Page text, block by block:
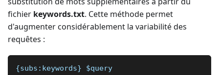
fichier keywords.txt. Cette méthode permet
d'augmenter considérablement la variabilité des
requêtes :
{subs:keywords} $query